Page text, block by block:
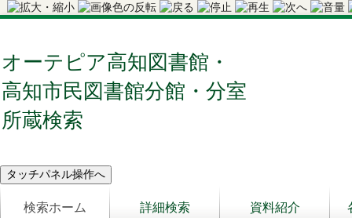
オーテピア高知図書館・
高知市民図書館分館・分室
所蔵検索
検索ホーム 詳細検索 資料紹介